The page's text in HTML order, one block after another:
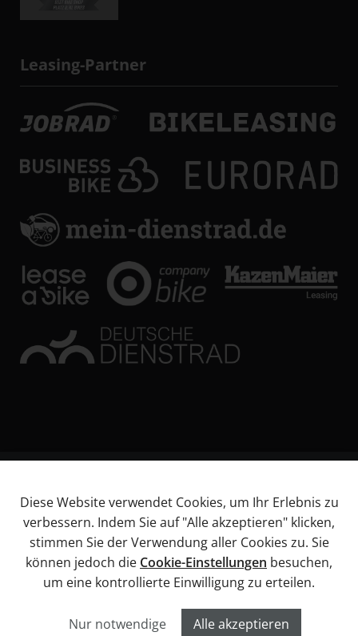
Leasing-Partner
Impressum
AGB
Datenschutz
Widerrufsbelehrung
Informationen über Barrierefreiheitsanforderungen
Diese Website verwendet Cookies, um Ihr Erlebnis zu
verbessern. Indem Sie auf "Alle akzeptieren" klicken,
stimmen Sie der Verwendung aller Cookies zu. Sie
können jedoch die Cookie-Einstellungen besuchen,
um eine kontrollierte Einwilligung zu erteilen.
Nur notwendige Alle akzeptieren